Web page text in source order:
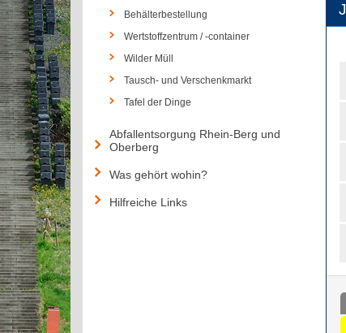
Behälterbestellung
Wertstoffzentrum / -container
Wilder Müll
Tausch- und Verschenkmarkt
Tafel der Dinge
Abfallentsorgung Rhein-Berg und
Oberberg
Was gehört wohin?
Hilfreiche Links